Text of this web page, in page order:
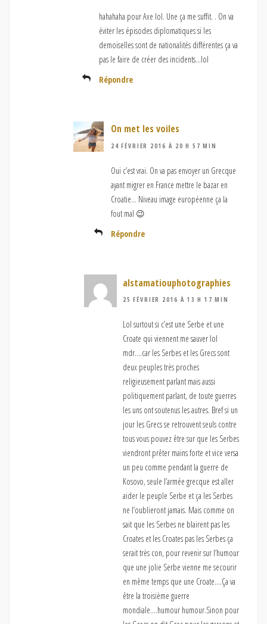
hahahaha pour Axe lol. Une ça me suffit. . On va
éviter les épisodes diplomatiques si les
demoiselles sont de nationalités différentes ça va
pas le faire de créer des incidents…lol
Répondre
On met les voiles
24 FÉVRIER 2016 À 20 H 57 MIN
Oui c’est vrai. On va pas envoyer un Grecque
ayant migrer en France mettre le bazar en
Croatie… Niveau image européenne ça la
fout mal 😉
Répondre
alstamatiouphotographies
25 FÉVRIER 2016 À 13 H 17 MIN
Lol surtout si c’est une Serbe et une
Croate qui viennent me sauver lol
mdr….car les Serbes et les Grecs sont
deux peuples très proches
religieusement parlant mais aussi
politiquement parlant, de toute guerres
les uns ont soutenus les autres. Bref si un
jour les Grecs se retrouvent seuls contre
tous vous pouvez être sur que les Serbes
viendront prêter mains forte et vice versa
un peu comme pendant la guerre de
Kosovo, seule l’armée grecque est aller
aider le peuple Serbe et ça les Serbes
ne l’oublieront jamais. Mais comme on
sait que les Serbes ne blairent pas les
Croates et les Croates pas les Serbes ça
serait très con, pour revenir sur l’humour
que une jolie Serbe vienne me secourir
en même temps que une Croate….Ça va
être la troisième guerre
mondiale….humour humour.Sinon pour